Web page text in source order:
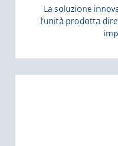
La soluzione
l’unità prodotta
IN